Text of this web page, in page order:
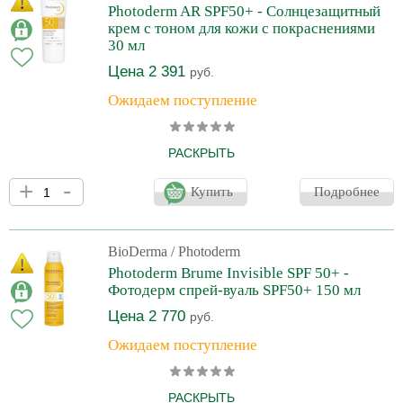
финиш. Никаких белых следов и масляной пленки.
Photoderm AR SPF50+ - Солнцезащитный
крем с тоном для кожи с покраснениями
30 мл
Цена 2 391 руб.
Ожидаем поступление
РАСКРЫТЬ
Солнцезащитный крем Bioderma Photoderm AR с фактором
защиты от UVA / UVB излучений 50+. Защищает клетки от
повреждения и предотвращает процессы преждевременного
распределяется и не оставляет жирной пленки. Хорошо
переносится кожей, не раздражает. Некомедогенный.
Универсальный легкий тон маскирует покраснения и
выравнивает цвет лица.
+ - Купить Подробнее
BioDerma / Photoderm
Photoderm Brume Invisible SPF 50+ -
Фотодерм спрей-вуаль SPF50+ 150 мл
Цена 2 770 руб.
Ожидаем поступление
РАСКРЫТЬ